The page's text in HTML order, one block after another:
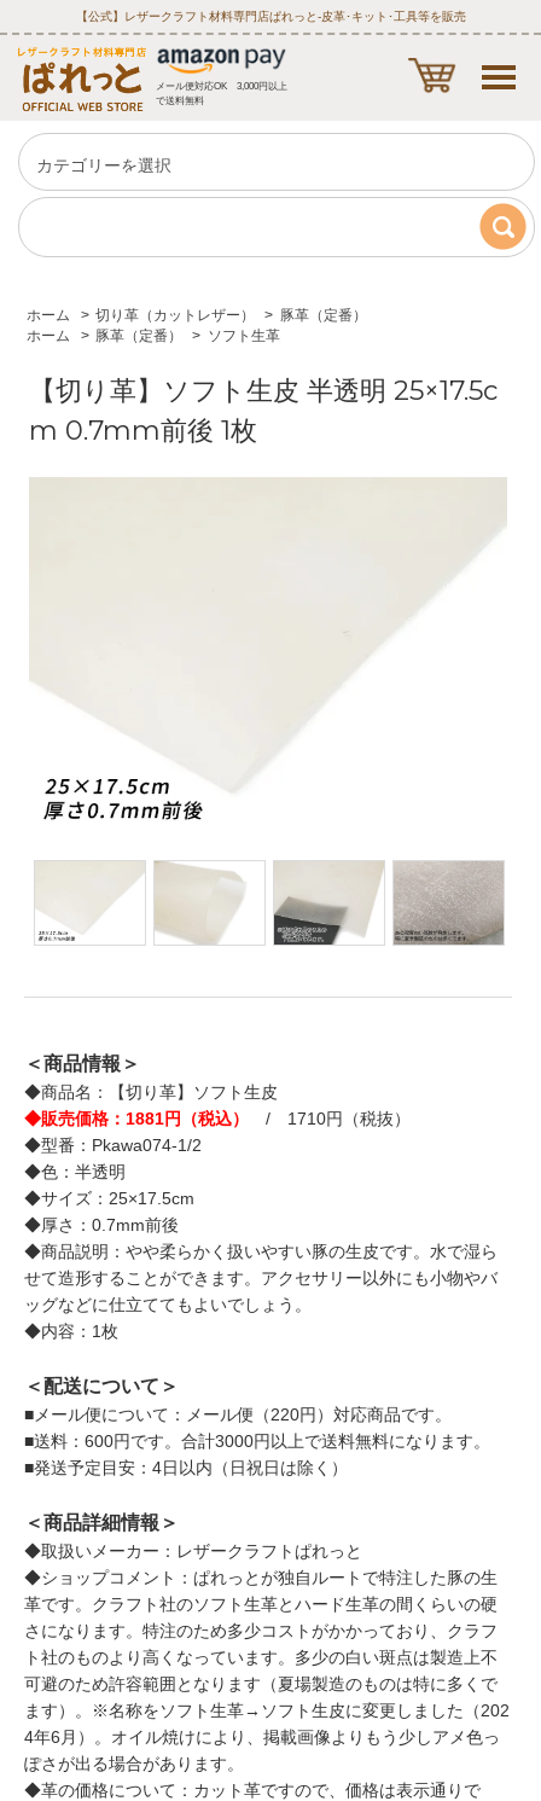
【公式】レザークラフト材料専門店ぱれっと‐皮革･キット･工具等を販売
メール便対応OK 3,000円以上
で送料無料
ホーム > 切り革（カットレザー） > 豚革（定番）
ホーム
> 豚革（定番） > ソフト生革
【切り革】ソフト生皮 半透明 25×17.5c
m 0.7mm前後 1枚
＜商品情報＞
◆商品名：【切り革】ソフト生皮
◆販売価格：1881円（税込）
/ 1710円（税抜）
◆型番：Pkawa074-1/2
◆色：半透明
◆サイズ：25×17.5cm
◆厚さ：0.7mm前後
◆商品説明：やや柔らかく扱いやすい豚の生皮です。水で湿ら
せて造形することができます。アクセサリー以外にも小物やバ
ッグなどに仕立ててもよいでしょう。
◆内容：1枚
＜配送について＞
■メール便について：メール便（220円）対応商品です。
■送料：600円です。合計3000円以上で送料無料になります。
■発送予定目安：4日以内（日祝日は除く）
＜商品詳細情報＞
◆取扱いメーカー：レザークラフトぱれっと
◆ショップコメント：ぱれっとが独自ルートで特注した豚の生
革です。クラフト社のソフト生革とハード生革の間くらいの硬
さになります。特注のため多少コストがかかっており、クラフ
ト社のものより高くなっています。多少の白い斑点は製造上不
可避のため許容範囲となります（夏場製造のものは特に多くで
ます）。※名称をソフト生革→ソフト生皮に変更しました（202
4年6月）。オイル焼けにより、掲載画像よりもう少しアメ色っ
ぽさが出る場合があります。
◆革の価格について：カット革ですので、価格は表示通りで